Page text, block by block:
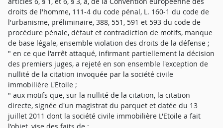
droits de l'homme, 111-4 du code pénal, L. 160-1 du code de
l'urbanisme, préliminaire, 388, 551, 591 et 593 du code de
procédure pénale, défaut et contradiction de motifs, manque
de base légale, ensemble violation des droits de la défense ;
" en ce que l'arrêt attaqué, infirmant partiellement la décision
des premiers juges, a rejeté en son ensemble l'exception de
nullité de la citation invoquée par la société civile
immobilière L'Etoile ;
" aux motifs que, sur la nullité de la citation, la citation
directe, signée d'un magistrat du parquet et datée du 13
juillet 2011 dont la société civile immobilière L'Etoile a fait